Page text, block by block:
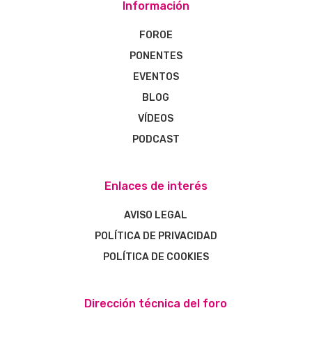
Información
FOROE
PONENTES
EVENTOS
BLOG
VÍDEOS
PODCAST
Enlaces de interés
AVISO LEGAL
POLÍTICA DE PRIVACIDAD
POLÍTICA DE COOKIES
Dirección técnica del foro